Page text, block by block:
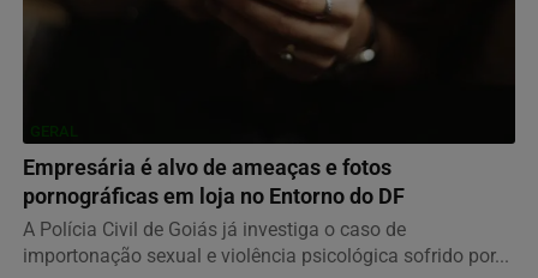
GERAL
Empresária é alvo de ameaças e fotos
pornográficas em loja no Entorno do DF
A Polícia Civil de Goiás já investiga o caso de
importonação sexual e violência psicológica sofrido por...